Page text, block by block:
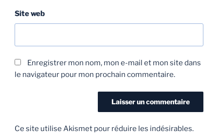
Site web
Enregistrer mon nom, mon e-mail et mon site dans
le navigateur pour mon prochain commentaire.
Ce site utilise Akismet pour réduire les indésirables.